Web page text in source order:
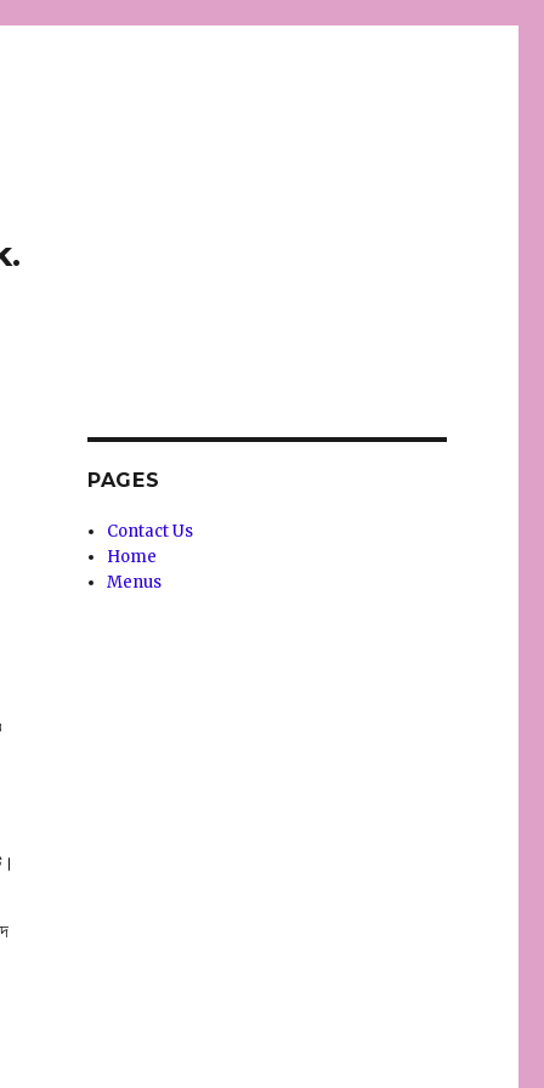
PAGES
Contact Us
Home
Menus